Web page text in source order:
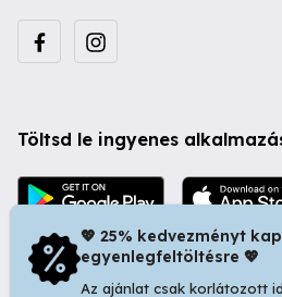
Töltsd le ingyenes
💖 25% kedvezményt
egyenlegfeltöltésre 💖
Az ajánlat csak korlátozott